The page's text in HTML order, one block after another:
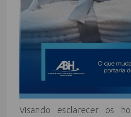
Visando esclarecer os